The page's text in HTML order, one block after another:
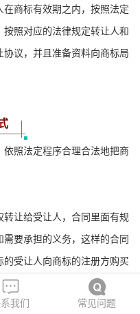
商标有效期之内，按照法定
照对应的法律规定转让人和
议，并且准备资料向商标局
照法定程序合理合法地把商
让给受让人，合同里面有规
要承担的义务，这样的合同
受让人向商标的注册方购买
我们 常见问题